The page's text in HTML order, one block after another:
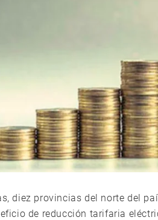
diez provincias del norte del
de reducción tarifaria